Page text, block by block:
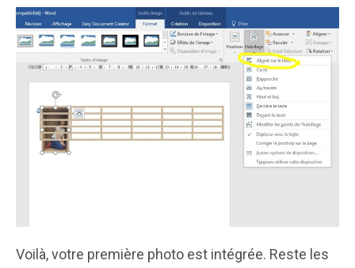
Voilà, votre première photo est intégrée. Reste les